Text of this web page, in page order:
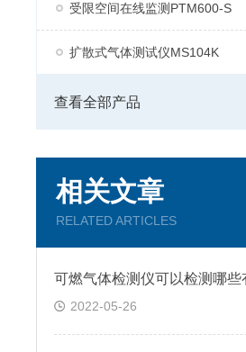
受限空间在线监测PTM600-S
扩散式气体测试仪MS104K
查看全部产品
相关文章
RELATED ARTICLES
2022-05-26